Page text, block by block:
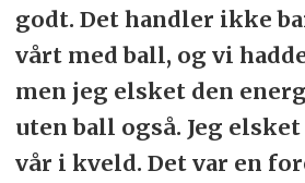
godt. Det handler ikke
vårt med ball, og vi
men jeg elsket den
uten ball også. Jeg
vår i kveld. Det var en